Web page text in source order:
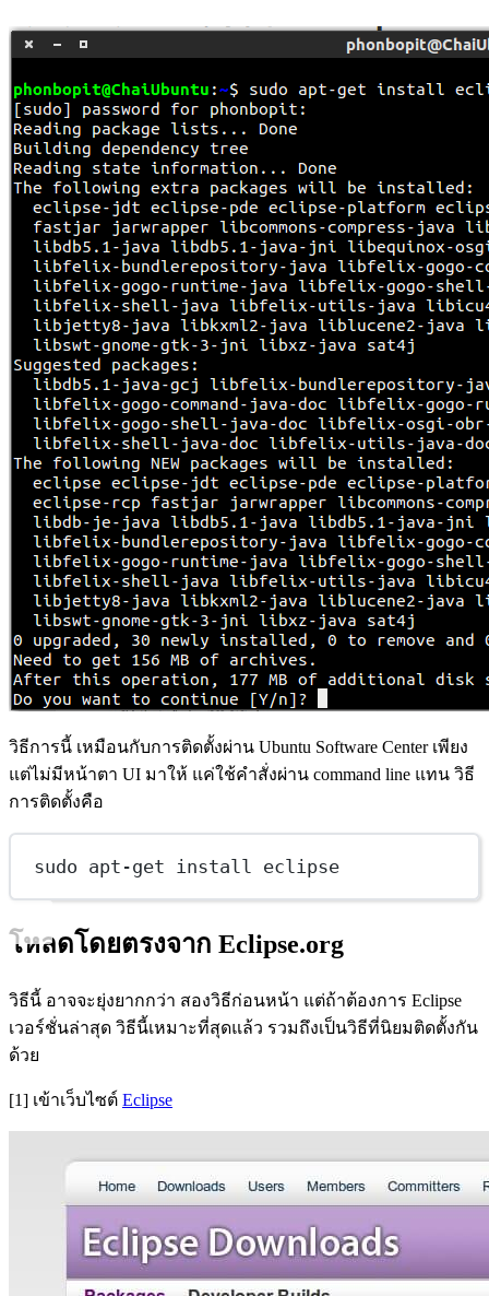
วิธีการนี้ เหมือนกับการติดตั้งผ่าน Ubuntu Software Center เพียง
แต่ไม่มีหน้าตา UI มาให้ แค่ใช้คำสั่งผ่าน command line แทน วิธี
การติดตั้งคือ
sudo apt-get install eclipse
โหลดโดยตรงจาก Eclipse.org
วิธีนี้ อาจจะยุ่งยากกว่า สองวิธีก่อนหน้า แต่ถ้าต้องการ Eclipse
เวอร์ชั่นล่าสุด วิธีนี้เหมาะที่สุดแล้ว รวมถึงเป็นวิธีที่นิยมติดตั้งกัน
ด้วย
[1] เข้าเว็บไซต์ Eclipse